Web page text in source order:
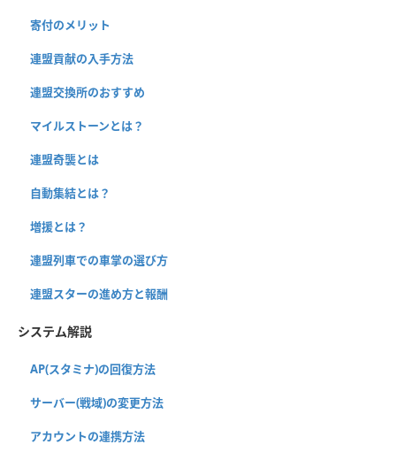
寄付のメリット
連盟貢献の入手方法
連盟交換所のおすすめ
マイルストーンとは？
連盟奇襲とは
自動集結とは？
増援とは？
連盟列車での車掌の選び方
連盟スターの進め方と報酬
システム解説
AP(スタミナ)の回復方法
サーバー(戦域)の変更方法
アカウントの連携方法